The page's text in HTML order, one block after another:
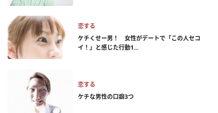
恋する
ケチくせー男！ 女性がデートで「この人セコ
イ！」と感じた行動1...
恋する
ケチな男性の口癖3つ